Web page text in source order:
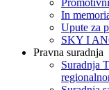
In
Upute za
SKY I
Pravna suradnja
Suradnja